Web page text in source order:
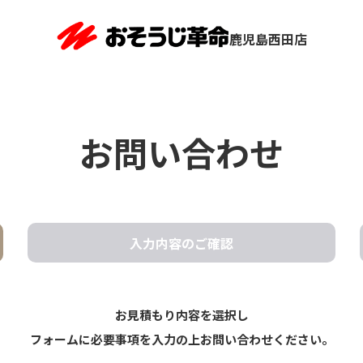
鹿児島西田店
お問い合わせ
入力内容のご確認
お見積もり内容を選択し
フォームに必要事項を入力の上お問い合わせください。